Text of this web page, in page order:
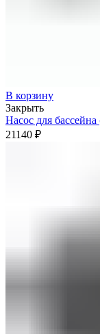
В корзину
Закрыть
Насос для
21140 ₽